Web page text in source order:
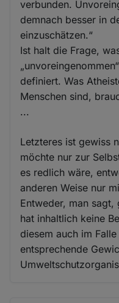
verbunden.
demnach besser in
einzuschätzen.“
Ist halt die Frage,
definiert. Was
Menschen sind,
...
Letzteres ist gewiss
möchte nur zur
es redlich wäre,
anderen Weise nur
Entweder, man sagt,
hat inhaltlich keine
diesem auch im
entsprechende